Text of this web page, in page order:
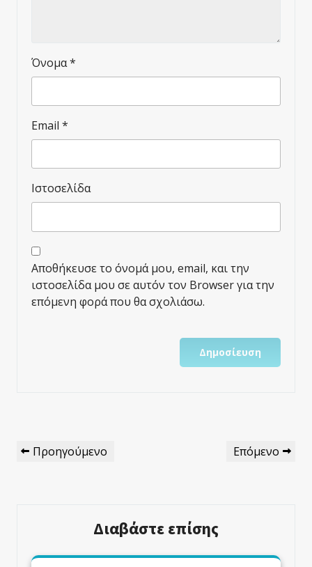
Όνομα*
Email *
Ιστοσελίδα
Αποθήκευσε το όνομά μου, email, και την
ιστοσελίδα μου σε αυτόν τον Browser για την
επόμενη φορά που θα σχολιάσω.
Πλοήγηση
Άρθρων
Προηγούμενο
Προηγούμενο
Επόμενο
Επόμενο
Διαβάστε επίσης